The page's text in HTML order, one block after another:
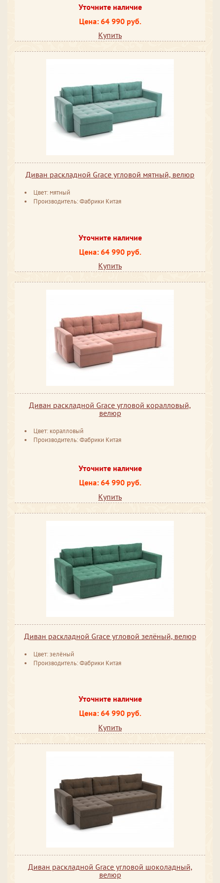
Уточните наличие
Цена: 64 990 руб.
Купить
Диван раскладной Grace угловой мятный, велюр
Цвет: мятный
Производитель: Фабрики Китая
Уточните наличие
Цена: 64 990 руб.
Купить
Диван раскладной Grace угловой коралловый,
велюр
Цвет: коралловый
Производитель: Фабрики Китая
Уточните наличие
Цена: 64 990 руб.
Купить
Диван раскладной Grace угловой зелёный, велюр
Цвет: зелёный
Производитель: Фабрики Китая
Уточните наличие
Цена: 64 990 руб.
Купить
Диван раскладной Grace угловой шоколадный,
велюр